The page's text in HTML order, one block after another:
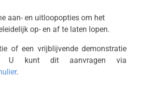
aan- en uitloopopties om het
op- en af te laten lopen.
of een vrijblijvende demonstratie
U kunt dit aanvragen via
.